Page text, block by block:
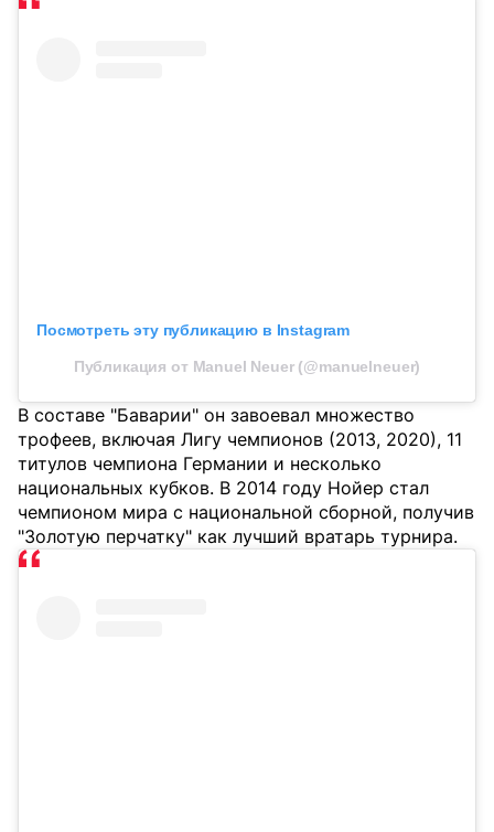
Посмотреть эту публикацию в Instagram
Публикация от Manuel Neuer (@manuelneuer)
В составе "Баварии" он завоевал множество
трофеев, включая Лигу чемпионов (2013, 2020), 11
титулов чемпиона Германии и несколько
национальных кубков. В 2014 году Нойер стал
чемпионом мира с национальной сборной, получив
"Золотую перчатку" как лучший вратарь турнира.